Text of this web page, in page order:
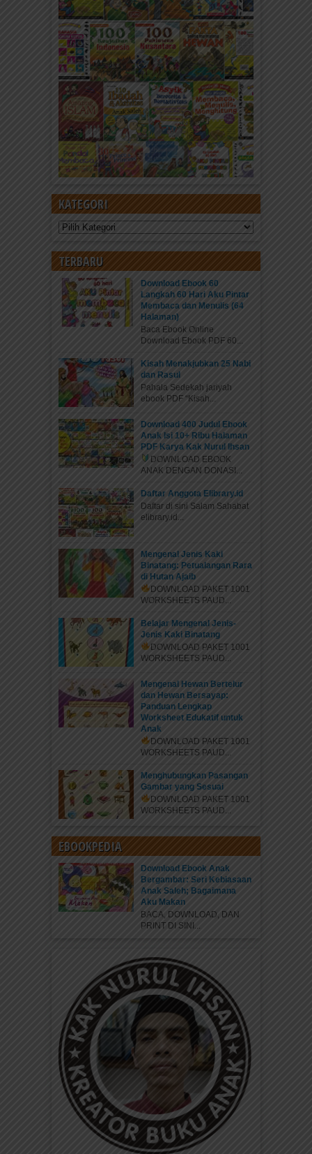
KATEGORI
Kategori
TERBARU
Download Ebook 60
Langkah 60 Hari Aku Pintar
Membaca dan Menulis (64
Halaman)
Baca Ebook Online
Download Ebook PDF 60...
Kisah Menakjubkan 25 Nabi
dan Rasul
Pahala Sedekah jariyah
ebook PDF “Kisah...
Download 400 Judul Ebook
Anak Isi 10+ Ribu Halaman
PDF Karya Kak Nurul Ihsan
DOWNLOAD EBOOK
ANAK DENGAN DONASI...
Daftar Anggota Elibrary.id
Daftar di sini Salam Sahabat
elibrary.id...
Mengenal Jenis Kaki
Binatang: Petualangan Rara
di Hutan Ajaib
DOWNLOAD PAKET 1001
WORKSHEETS PAUD...
Belajar Mengenal Jenis-
Jenis Kaki Binatang
DOWNLOAD PAKET 1001
WORKSHEETS PAUD...
Mengenal Hewan Bertelur
dan Hewan Bersayap:
Panduan Lengkap
Worksheet Edukatif untuk
Anak
DOWNLOAD PAKET 1001
WORKSHEETS PAUD...
Menghubungkan Pasangan
Gambar yang Sesuai
DOWNLOAD PAKET 1001
WORKSHEETS PAUD...
EBOOKPEDIA
Download Ebook Anak
Bergambar: Seri Kebiasaan
Anak Saleh; Bagaimana
Aku Makan
BACA, DOWNLOAD, DAN
PRINT DI SINI...